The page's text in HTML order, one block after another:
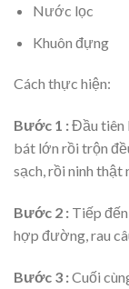
Nước lọc
Khuôn đựng
Cách thực hiện:
Bước 1 :Đầu tiên
bát lớn rồi trộn
sạch, rồi ninh thật
Bước 2 : Tiếp
hợp đường, rau
Bước 3 :Cuối